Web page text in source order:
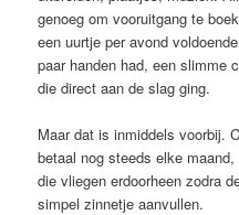
genoeg om vooruitgang te
een uurtje per avond
paar handen had, een slimme
die direct aan de slag ging.
Maar dat is inmiddels voorbij.
betaal nog steeds elke
die vliegen erdoorheen zodra
simpel zinnetje aanvullen.